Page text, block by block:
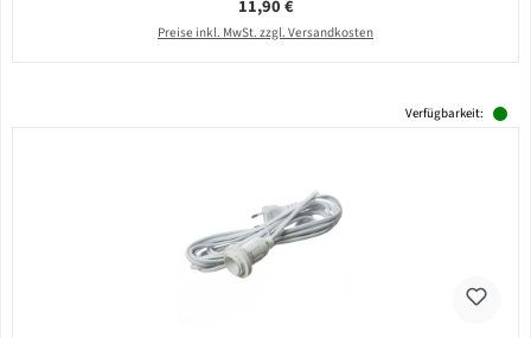
Regulärer Preis:
11,90 €
Preise inkl. MwSt. zzgl. Versandkosten
Verfügbarkeit: